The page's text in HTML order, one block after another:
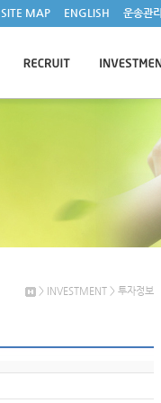
SITE MAP ENGLISH 운송관리
> INVESTMENT > 투자정보